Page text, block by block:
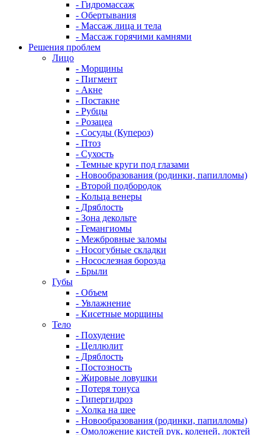
- Гидромассаж
- Обертывания
- Массаж лица и тела
- Массаж горячими камнями
Решения проблем
Лицо
- Морщины
- Пигмент
- Акне
- Постакне
- Рубцы
- Розацеа
- Сосуды (Купероз)
- Птоз
- Сухость
- Темные круги под глазами
- Новообразования (родинки, папилломы)
- Второй подбородок
- Кольца венеры
- Дряблость
- Зона декольте
- Гемангиомы
- Межбровные заломы
- Носогубные складки
- Носослезная борозда
- Брыли
Губы
- Объем
- Увлажнение
- Кисетные морщины
Тело
- Похудение
- Целлюлит
- Дряблость
- Постозность
- Жировые ловушки
- Потеря тонуса
- Гипергидроз
- Холка на шее
- Новообразования (родинки, папилломы)
- Омоложение кистей рук, коленей, локтей